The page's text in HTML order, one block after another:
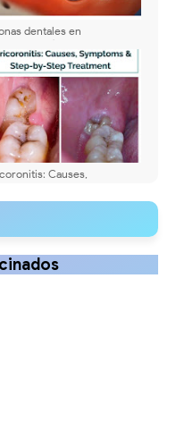
dentales en
- Tipos,
y diferencias
Causes,